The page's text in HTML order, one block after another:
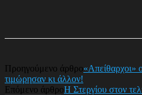
Προηγούμενο άρθρο«Απείθαρχοι»
τιμώρησαν κι άλλον!
Επόμενο άρθροΗ Στεργίου στον